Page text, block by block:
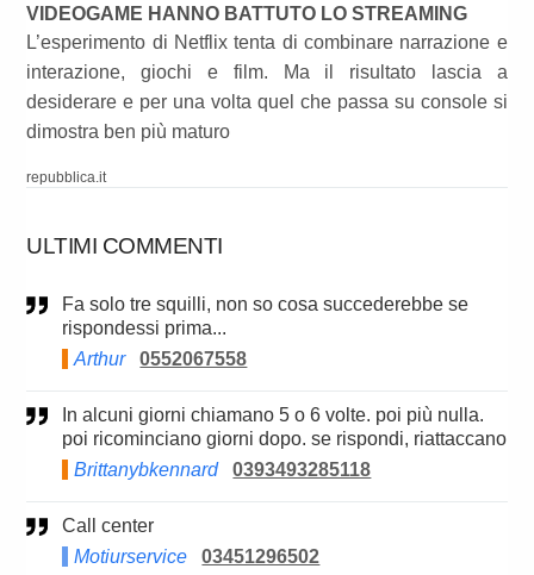
VIDEOGAME HANNO BATTUTO LO STREAMING
L’esperimento di Netflix tenta di combinare narrazione e
interazione, giochi e film. Ma il risultato lascia a
desiderare e per una volta quel che passa su console si
dimostra ben più maturo
repubblica.it
ULTIMI COMMENTI
Fa solo tre squilli, non so cosa succederebbe se
rispondessi prima...
Arthur
0552067558
poi ricominciano giorni dopo. se rispondi, riattaccano
Brittanybkennard
0393493285118
Call center
Motiurservice
03451296502